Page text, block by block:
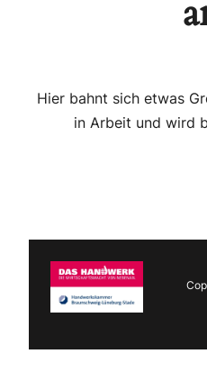
Hier bahnt sich etwas
in Arbeit und wird